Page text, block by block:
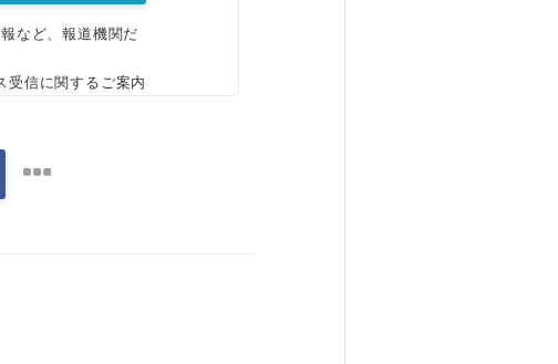
など、報道機関だ
受信に関するご案内